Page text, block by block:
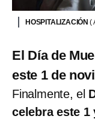
HOSPITALIZACIÓN(
El Día de
este 1 de
Finalmente, el
celebra este 1